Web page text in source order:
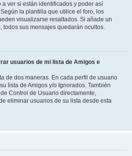
ver si están identificados y poder así
la plantilla que utilice el foro, los
visualizarse resaltados. Si añade un
todos sus mensajes quedarán ocultos.
usuarios de mi lista de Amigos e
de dos maneras. En cada perfil de usuario
lista de Amigos y/o Ignorados. También
Control de Usuario directamente,
eliminar usuarios de su lista desde esta